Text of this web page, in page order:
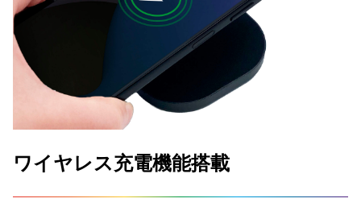
ワイヤレス充電機能搭載